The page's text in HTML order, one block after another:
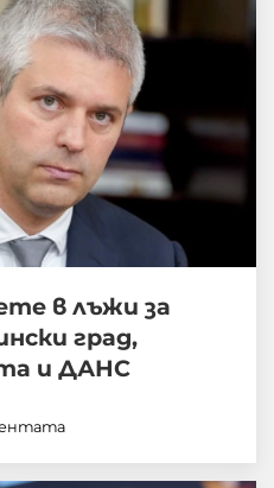
в лъжи за
град,
и ДАНС